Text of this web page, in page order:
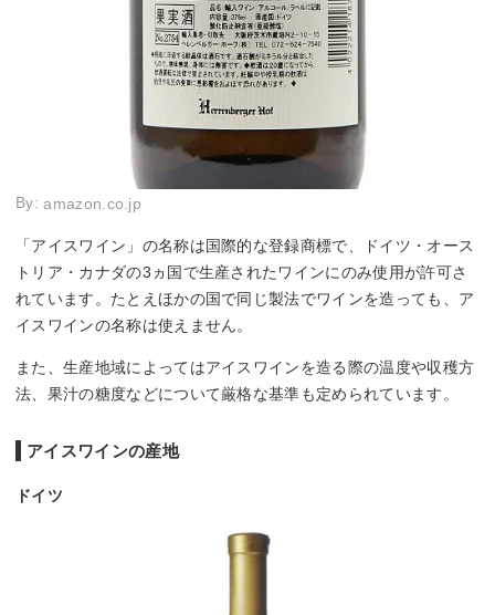
By:amazon.co.jp
「アイスワイン」の名称は国際的な登録商標で、ドイツ・オース
トリア・カナダの3ヵ国で生産されたワインにのみ使用が許可さ
れています。たとえほかの国で同じ製法でワインを造っても、ア
イスワインの名称は使えません。
また、生産地域によってはアイスワインを造る際の温度や収穫方
法、果汁の糖度などについて厳格な基準も定められています。
アイスワインの産地
ドイツ